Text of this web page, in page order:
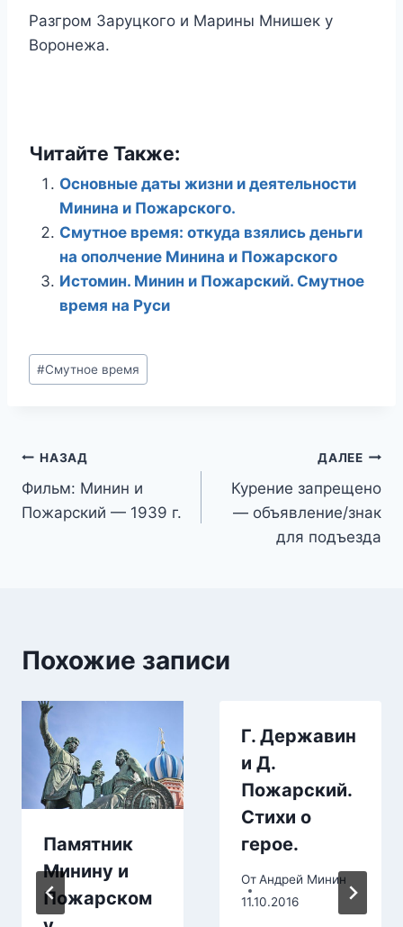
Разгром Заруцкого и Марины Мнишек у
Воронежа.
Читайте Также:
Основные даты жизни и деятельности
Минина и Пожарского.
Смутное время: откуда взялись деньги
на ополчение Минина и Пожарского
Истомин. Минин и Пожарский. Смутное
время на Руси
Метки
записи:
#Смутное время
Навигация
по
НАЗАД
Фильм: Минин и
Пожарский — 1939 г.
ДАЛЕЕ
Курение запрещено
— объявление/знак
для подъезда
Похожие записи
Памятник
Минину и
Пожарском
Г. Державин
и Д.
Пожарский.
Стихи о
герое.
ОтАндрей Минин
11.10.2016